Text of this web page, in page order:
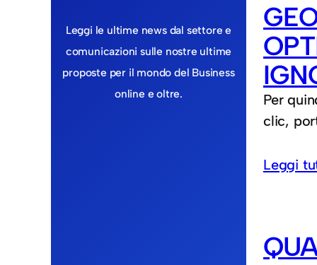
Leggi le ultime news dal settore e
comunicazioni sulle nostre ultime
proposte per il mondo del Business
online e oltre.
Per
clic,
Leggi